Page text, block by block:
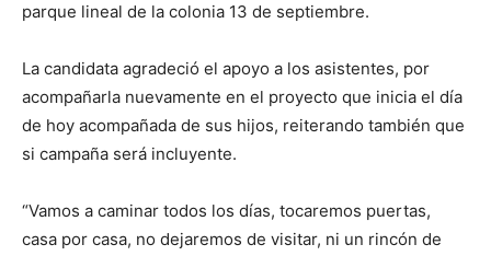
parque lineal de la colonia 13 de septiembre.
La candidata agradeció el apoyo a los asistentes, por
acompañarla nuevamente en el proyecto que inicia el día
de hoy acompañada de sus hijos, reiterando también que
si campaña será incluyente.
“Vamos a caminar todos los días, tocaremos puertas,
casa por casa, no dejaremos de visitar, ni un rincón de